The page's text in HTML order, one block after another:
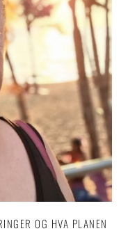
OG HVA PLANEN